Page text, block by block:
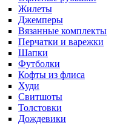
Жилеты
Джемперы
Вязанные комплекты
Перчатки и варежки
Шапки
Футболки
Кофты из флиса
Худи
Свитшоты
Толстовки
Дождевики